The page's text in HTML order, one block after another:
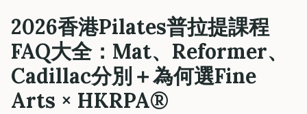
2026香港Pilates普拉提課程
FAQ大全：Mat、Reformer、
Cadillac分別＋為何選Fine
Arts × HKRPA®